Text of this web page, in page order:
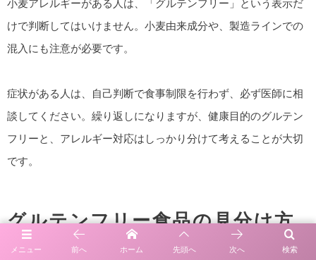
小麦アレルギーがある人は、「グルテンフリー」という表示だ
けで判断してはいけません。小麦由来成分や、製造ラインでの
混入にも注意が必要です。
症状がある人は、自己判断で食事制限を行わず、必ず医師に相
談してください。繰り返しになりますが、健康目的のグルテン
フリーと、アレルギー対応はしっかり分けて考えることが大切
です。
グルテンフリー食品の見分け方
メニュー 検索
前へ ホーム 先頭へ 次へ